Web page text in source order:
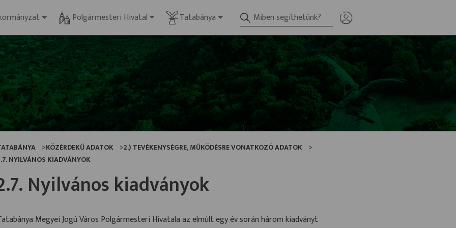
Polgármesteri Hivatal Tatabánya
KÖZÉRDEKŰ ADATOK
2.) TEVÉKENYSÉGRE, MŰKÖDÉSRE VONATKOZÓ ADATOK
NYILVÁNOS KIADVÁNYOK
Nyilvános kiadványok
Megyei Jogú Város Polgármesteri Hivatala az elmúlt egy év során három kiadványt